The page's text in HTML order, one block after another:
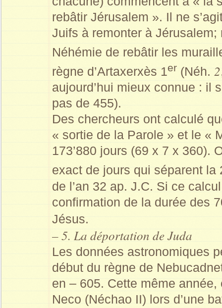
rebâtir Jérusalem ». Il ne
Juifs à remonter à
Néhémie de rebâtir les
règne d’Artaxerxès 1er (Néh. 2
aujourd’hui mieux connue : il
pas de 455).
Des chercheurs ont calculé
« sortie de la Parole » et le «
173’880 jours (69 x 7 x 360).
exact de jours qui séparent la
de l’an 32 ap. J.C. Si ce
confirmation de la durée des
Jésus.
– 5. La déportation de Juda
Les données astronomiques
début du règne de
en – 605. Cette même
Neco (Néchao II) lors d’une